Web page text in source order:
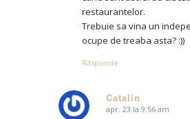
restaurantelor.
Trebuie sa vina un
ocupe de treaba asta? :))
Răspunde
Catalin
says:
apr. 23 la 9:56 am